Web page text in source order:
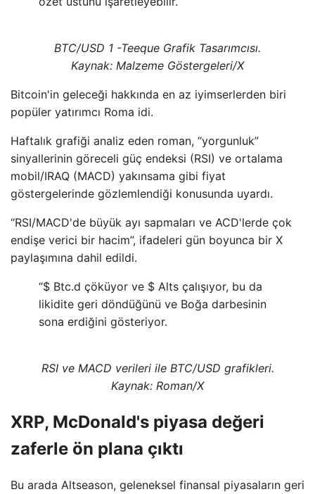
BTC/USD 1 -Teeque Grafik Tasarımcısı.
Kaynak: Malzeme Göstergeleri/X
Bitcoin'in geleceği hakkında en az iyimserlerden biri
popüler yatırımcı Roma idi.
Haftalık grafiği analiz eden roman, “yorgunluk”
sinyallerinin göreceli güç endeksi (RSI) ve ortalama
mobil/IRAQ (MACD) yakınsama gibi fiyat
göstergelerinde gözlemlendiği konusunda uyardı.
“RSI/MACD'de büyük ayı sapmaları ve ACD'lerde çok
endişe verici bir hacim”, ifadeleri gün boyunca bir X
paylaşımına dahil edildi.
“$ Btc.d çöküyor ve $ Alts çalışıyor, bu da
likidite geri döndüğünü ve Boğa darbesinin
sona erdiğini gösteriyor.
RSI ve MACD verileri ile BTC/USD grafikleri.
Kaynak: Roman/X
XRP, McDonald's piyasa değeri
zaferle ön plana çıktı
Bu arada Altseason, geleneksel finansal piyasaların geri